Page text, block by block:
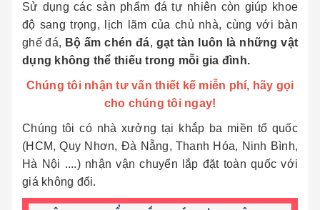
Sử dụng các sản phẩm đá tự nhiên còn giúp khoe
độ sang trọng, lịch lãm của chủ nhà, cùng với bàn
ghế đá, Bộ ấm chén đá, gạt tàn
luôn là những vật
dụng không thể thiếu trong mỗi gia đình.
Chúng tôi nhận tư vấn thiết kế miễn phí, hãy gọi
cho chúng tôi ngay!
Chúng tôi có nhà xưởng tại khắp ba miền tổ quốc
(HCM, Quy Nhơn, Đà Nẵng, Thanh Hóa, Ninh Bình,
Hà Nội ....) nhận vận chuyển lắp đặt toàn quốc với
giá không đổi.